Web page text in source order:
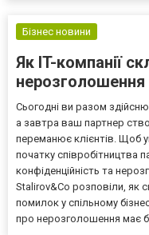
Бізнес новини
Як IT-компанії
Сьогодні ви разом
а завтра ваш партнер
переманює клієнтів. Щоб
початку співробітництва
конфіденційність та
Stalirov&Co розповіли, як
помилок у спільному
про нерозголошення має